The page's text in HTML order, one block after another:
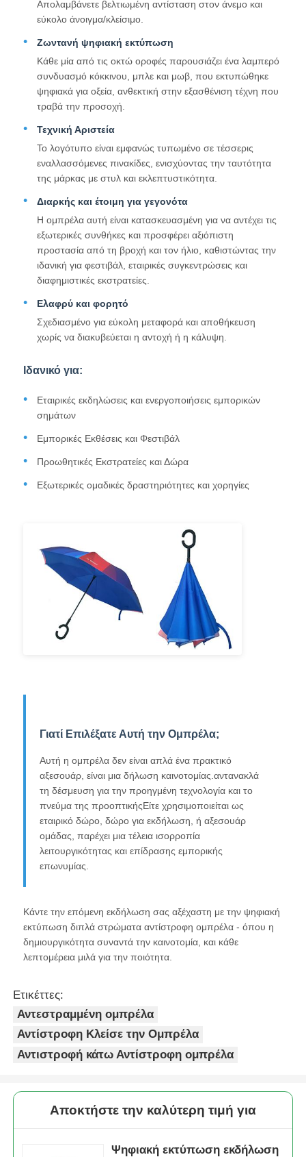
Περπατητές Ομπρέλες
Συμπαγείς ομπρέλες
Προωθητικές ομπρέλες
Αδιάβροχες ομπρέλες
Αυτόματες ανοιχτές ομπρέλες
Αντίστροφες ομπρέλες
Παράθυρα από ξύλινο λαβή
Ανθεκτικές στις υπεριώδεις ακτίνες ομπρέλες
Δημιουργικές ομπρέλες
Απολαμβάνετε βελτιωμένη αντίσταση στον άνεμο και
εύκολο άνοιγμα/κλείσιμο.
Ζωντανή ψηφιακή εκτύπωση
Κάθε μία από τις οκτώ οροφές παρουσιάζει ένα λαμπερό
συνδυασμό κόκκινου, μπλε και μωβ, που εκτυπώθηκε
ψηφιακά για οξεία, ανθεκτική στην εξασθένιση τέχνη που
τραβά την προσοχή.
Τεχνική Αριστεία
Το λογότυπο είναι εμφανώς τυπωμένο σε τέσσερις
εναλλασσόμενες πινακίδες, ενισχύοντας την ταυτότητα
της μάρκας με στυλ και εκλεπτυστικότητα.
Διαρκής και έτοιμη για γεγονότα
Η ομπρέλα αυτή είναι κατασκευασμένη για να αντέχει τις
εξωτερικές συνθήκες και προσφέρει αξιόπιστη
προστασία από τη βροχή και τον ήλιο, καθιστώντας την
ιδανική για φεστιβάλ, εταιρικές συγκεντρώσεις και
διαφημιστικές εκστρατείες.
Ελαφρύ και φορητό
Σχεδιασμένο για εύκολη μεταφορά και αποθήκευση
χωρίς να διακυβεύεται η αντοχή ή η κάλυψη.
Ιδανικό για:
Εταιρικές εκδηλώσεις και ενεργοποιήσεις εμπορικών
σημάτων
Εμπορικές Εκθέσεις και Φεστιβάλ
Προωθητικές Εκστρατείες και Δώρα
Εξωτερικές ομαδικές δραστηριότητες και χορηγίες
Γιατί Επιλέξατε Αυτή την Ομπρέλα;
Αυτή η ομπρέλα δεν είναι απλά ένα πρακτικό
αξεσουάρ, είναι μια δήλωση καινοτομίας.αντανακλά
τη δέσμευση για την προηγμένη τεχνολογία και το
πνεύμα της προοπτικήςΕίτε χρησιμοποιείται ως
εταιρικό δώρο, δώρο για εκδήλωση, ή αξεσουάρ
ομάδας, παρέχει μια τέλεια ισορροπία
λειτουργικότητας και επίδρασης εμπορικής
επωνυμίας.
Κάντε την επόμενη εκδήλωση σας αξέχαστη με την ψηφιακή
εκτύπωση διπλά στρώματα αντίστροφη ομπρέλα - όπου η
δημιουργικότητα συναντά την καινοτομία, και κάθε
λεπτομέρεια μιλά για την ποιότητα.
Ετικέττες:
Αντεστραμμένη ομπρέλα
Αντίστροφη Κλείσε την Ομπρέλα
Αντιστροφή κάτω Αντίστροφη ομπρέλα
Αποκτήστε την καλύτερη τιμή για
Ψηφιακή εκτύπωση εκδήλωση